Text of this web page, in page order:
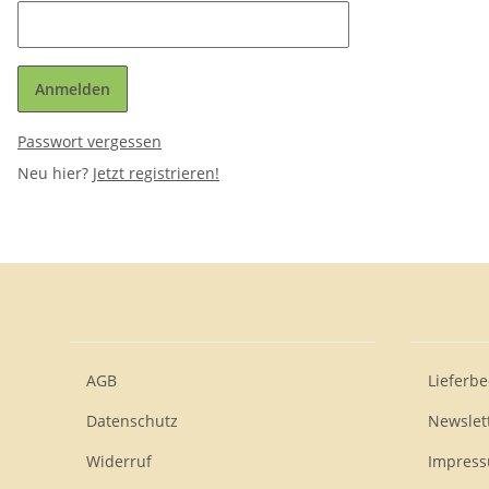
Anmelden
Passwort vergessen
Neu hier? Jetzt registrieren!
AGB
Datenschutz
Widerruf